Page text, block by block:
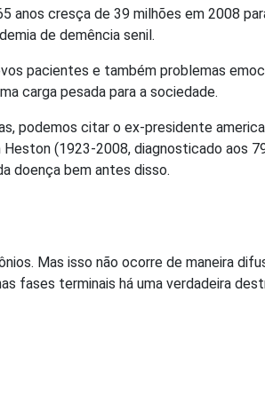
cresça de 39 milhões em 2008
de demência senil.
pacientes e também problemas
carga pesada para a sociedade.
citar o ex-presidente
(1923-2008, diagnosticado aos
doença bem antes disso.
Mas isso não ocorre de maneira
fases terminais há uma verdadeira